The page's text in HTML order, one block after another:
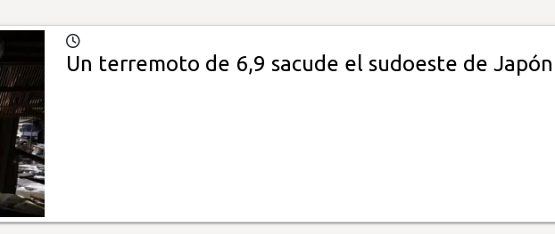
Un terremoto de 6,9 sacude el sudoeste de Japón